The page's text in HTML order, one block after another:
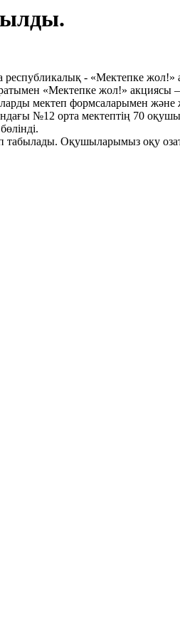
республикалық - «Мектепке
«Мектепке жол!»
мектеп формсаларымен және
№12 орта мектептің 70
Оқушыларымыз оқу